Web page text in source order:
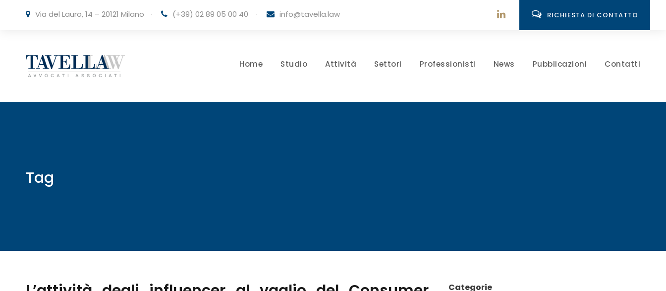
Via del Lauro, 14 – 20121 Milano · (+39) 02 89 05 00 40 · info@tavella.law RICHIESTA DI CONTATTO
Home Studio Attività Settori Professionisti News Pubblicazioni Contatti
Tag
Categorie